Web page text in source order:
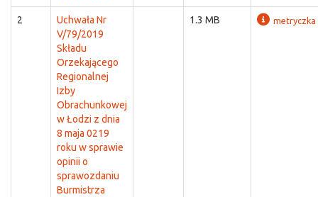
2
Uchwała Nr
V/79/2019
Składu
Orzekającego
Regionalnej
Izby
Obrachunkowej
w Łodzi z dnia
8 maja 0219
roku w sprawie
opinii o
sprawozdaniu
Burmistrza
1.3 MB metryczka